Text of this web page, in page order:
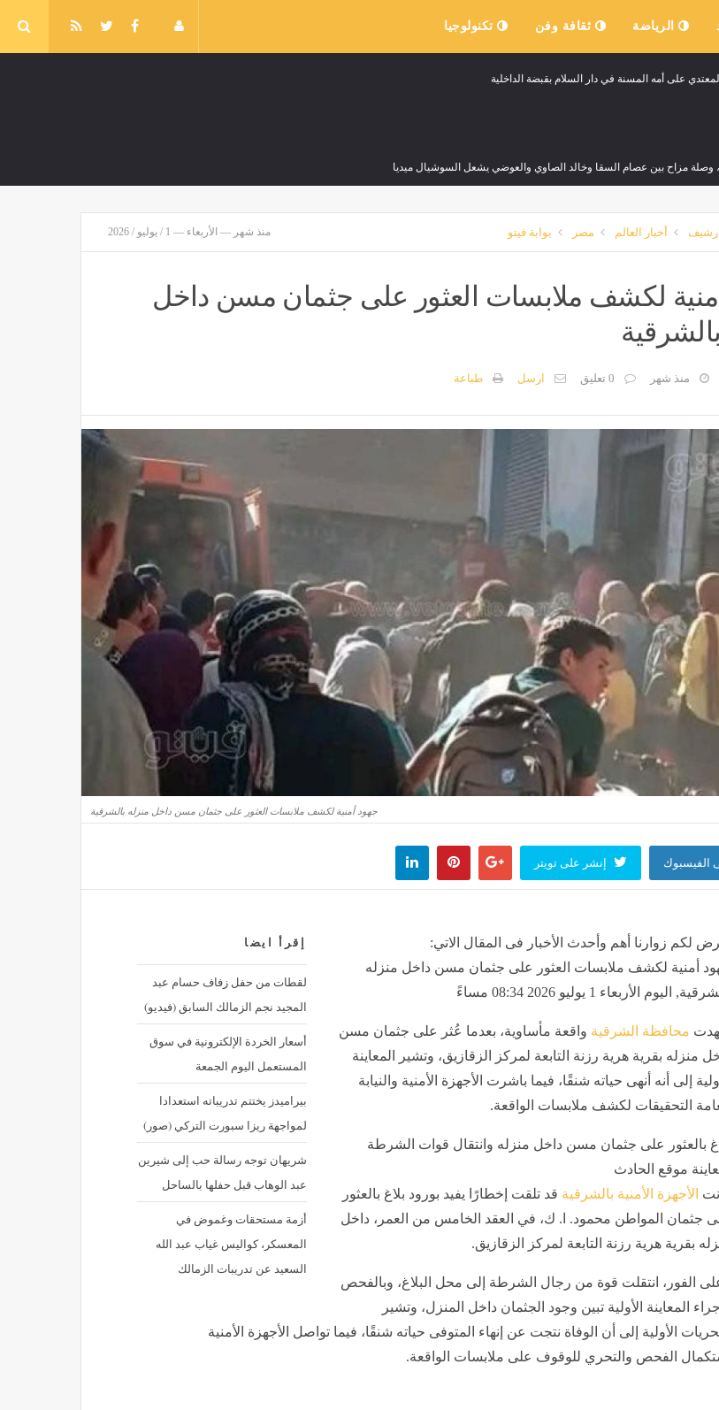
الرياضة ثقافة وفن تكنولوجيا
على أمه المسنة في دار السلام بقبضة الداخلية
وصلة مزاح بين عصام السقا وخالد الصاوي والعوضي يشعل السوشيال ميديا
الوظائف وضم المساجد: لا تعيينات أو تعاقدات مقابل أموال
في الترعة أمام المركز الطبي بالمنصورة
محمد صلاح إلى طرابزون: كنا نتمنى رؤيته في هذا النادي
في حياة رئيس وحدة ناهيا قبل مصرعه بسقوط الجمالون عليه
قفزة جديدة تربك المشترين (تحديث لحظي)
أخبار العالم مصر بوابة فيتو منذ شهر — الأربعاء — 1 / يوليو / 2026
لكشف ملابسات العثور على جثمان مسن داخل
منذ شهر 0 تعليق ارسل طباعة
جهود أمنية لكشف ملابسات العثور على جثمان مسن داخل منزله بالشرقية
الفيسبوك إنشر على تويتر
إقرأ ايضا
لقطات من حفل زفاف حسام عبد
المجيد نجم الزمالك السابق (فيديو)
أسعار الخردة الإلكترونية في سوق
المستعمل اليوم الجمعة
بيراميدز يختتم تدريباته استعدادا
لمواجهة ريزا سبورت التركي (صور)
شريهان توجه رسالة حب إلى شيرين
عبد الوهاب قبل حفلها بالساحل
أزمة مستحقات وغموض في
المعسكر، كواليس غياب عبد الله
السعيد عن تدريبات الزمالك
لكم زوارنا أهم وأحدث الأخبار فى المقال الاتي:
أمنية لكشف ملابسات العثور على جثمان مسن داخل منزله
اليوم الأربعاء 1 يوليو 2026 08:34 مساءً
محافظة الشرقية واقعة مأساوية، بعدما عُثر على جثمان مسن
منزله بقرية هرية رزنة التابعة لمركز الزقازيق، وتشير المعاينة
إلى أنه أنهى حياته شنقًا، فيما باشرت الأجهزة الأمنية والنيابة
التحقيقات لكشف ملابسات الواقعة.
بالعثور على جثمان مسن داخل منزله وانتقال قوات الشرطة
موقع الحادث
الأجهزة الأمنية بالشرقية قد تلقت إخطارًا يفيد بورود بلاغ بالعثور
جثمان المواطن محمود. ا. ك، في العقد الخامس من العمر، داخل
بقرية هرية رزنة التابعة لمركز الزقازيق.
الفور، انتقلت قوة من رجال الشرطة إلى محل البلاغ، وبالفحص
المعاينة الأولية تبين وجود الجثمان داخل المنزل، وتشير
الأولية إلى أن الوفاة نتجت عن إنهاء المتوفى حياته شنقًا، فيما تواصل الأجهزة الأمنية
الفحص والتحري للوقوف على ملابسات الواقعة.